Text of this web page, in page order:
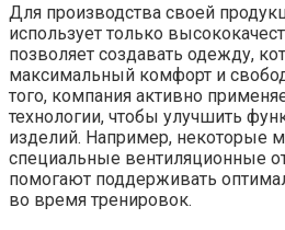
Для производства своей
использует только
позволяет создавать одежду,
максимальный комфорт и
того, компания активно
технологии, чтобы улучшить
изделий. Например, некоторые
специальные вентиляционные
помогают поддерживать
во время тренировок.